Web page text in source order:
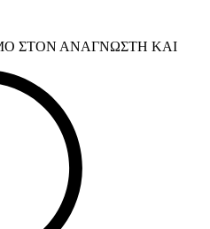
ΣΤΟΝ ΑΝΑΓΝΩΣΤΗ ΚΑΙ